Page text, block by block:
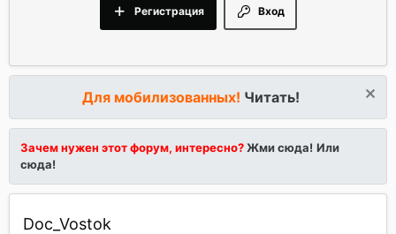
Вход
Регистрация
Для мобилизованных! Читать!
Зачем нужен этот форум, интересно?Жми сюда! Или
сюда!
Doc_Vostok